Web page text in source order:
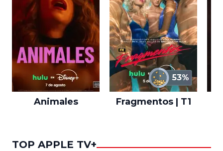
Animales
53%
Fragmentos | T1
TOP APPLE TV+